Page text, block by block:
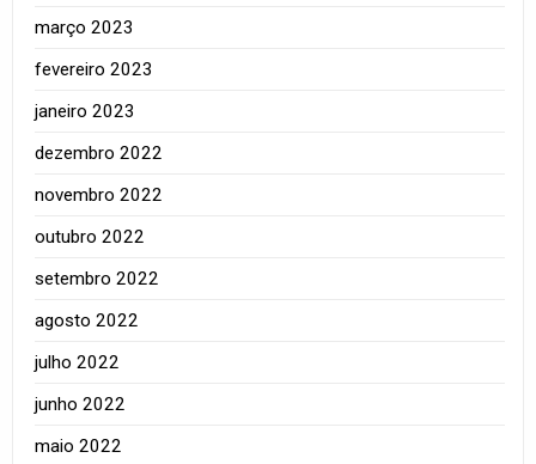
março 2023
fevereiro 2023
janeiro 2023
dezembro 2022
novembro 2022
outubro 2022
setembro 2022
agosto 2022
julho 2022
junho 2022
maio 2022